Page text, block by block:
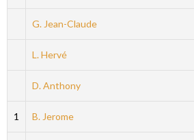
G. Jean-Claude
L. Hervé
D. Anthony
1 B. Jerome